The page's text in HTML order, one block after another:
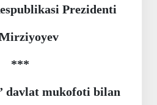
Prezidenti
***
davlat mukofoti bilan